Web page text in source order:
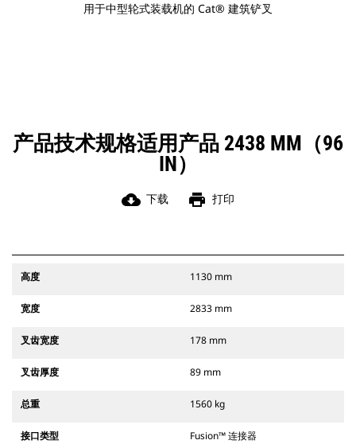
用于中型轮式装载机的 Cat® 建筑铲叉
产品技术规格适用产品 2438 MM（96
IN）
cloud_download 下载 print 打印
高度 1130 mm
宽度 2833 mm
叉齿宽度 178 mm
叉齿厚度 89 mm
总重 1560 kg
接口类型 Fusion™ 连接器